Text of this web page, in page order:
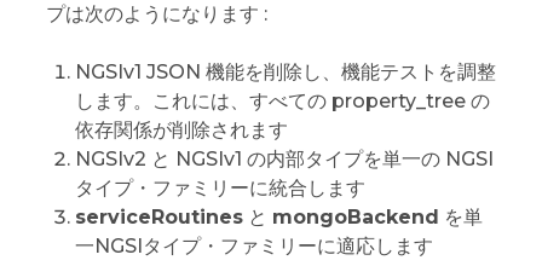
プは次のようになります :
NGSIv1 JSON 機能を削除し、機能テストを調整
します。これには、すべての property_tree の
依存関係が削除されます
NGSIv2 と NGSIv1 の内部タイプを単一の NGSI
タイプ・ファミリーに統合します
serviceRoutinesと mongoBackend を単
一NGSIタイプ・ファミリーに適応します